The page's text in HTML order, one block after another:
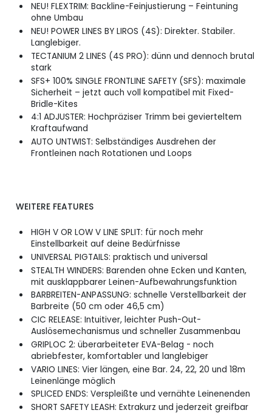
NEU! FLEXTRIM: Backline-Feinjustierung – Feintuning
ohne Umbau
NEU! POWER LINES BY LIROS (4S): Direkter. Stabiler.
Langlebiger.
TECTANIUM 2 LINES (4S PRO): dünn und dennoch brutal
stark
SFS+ 100% SINGLE FRONTLINE SAFETY (SFS): maximale
Sicherheit – jetzt auch voll kompatibel mit Fixed-
Bridle-Kites
4:1 ADJUSTER: Hochpräziser Trimm bei gevierteltem
Kraftaufwand
AUTO UNTWIST: Selbständiges Ausdrehen der
Frontleinen nach Rotationen und Loops
WEITERE FEATURES
HIGH V OR LOW V LINE SPLIT: für noch mehr
Einstellbarkeit auf deine Bedürfnisse
UNIVERSAL PIGTAILS: praktisch und universal
STEALTH WINDERS: Barenden ohne Ecken und Kanten,
mit ausklappbarer Leinen-Aufbewahrungsfunktion
BARBREITEN-ANPASSUNG: schnelle Verstellbarkeit der
Barbreite (50 cm oder 46,5 cm)
CIC RELEASE: Intuitiver, leichter Push-Out-
Auslösemechanismus und schneller Zusammenbau
GRIPLOC 2: überarbeiteter EVA-Belag - noch
abriebfester, komfortabler und langlebiger
VARIO LINES: Vier längen, eine Bar. 24, 22, 20 und 18m
Leinenlänge möglich
SPLICED ENDS: Verspleißte und vernähte Leinenenden
SHORT SAFETY LEASH: Extrakurz und jederzeit greifbar